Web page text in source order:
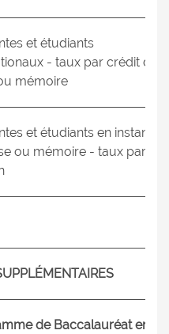
et étudiants
- taux par crédit de
mémoire
et étudiants en instance
ou mémoire - taux par
de Baccalauréat en